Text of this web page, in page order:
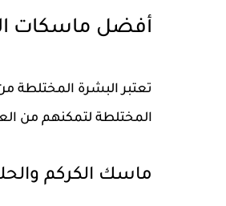
أفضل ماسكات
تعتبر البشرة المختلطة
المختلطة لتمكنهم من
ماسك الكركم